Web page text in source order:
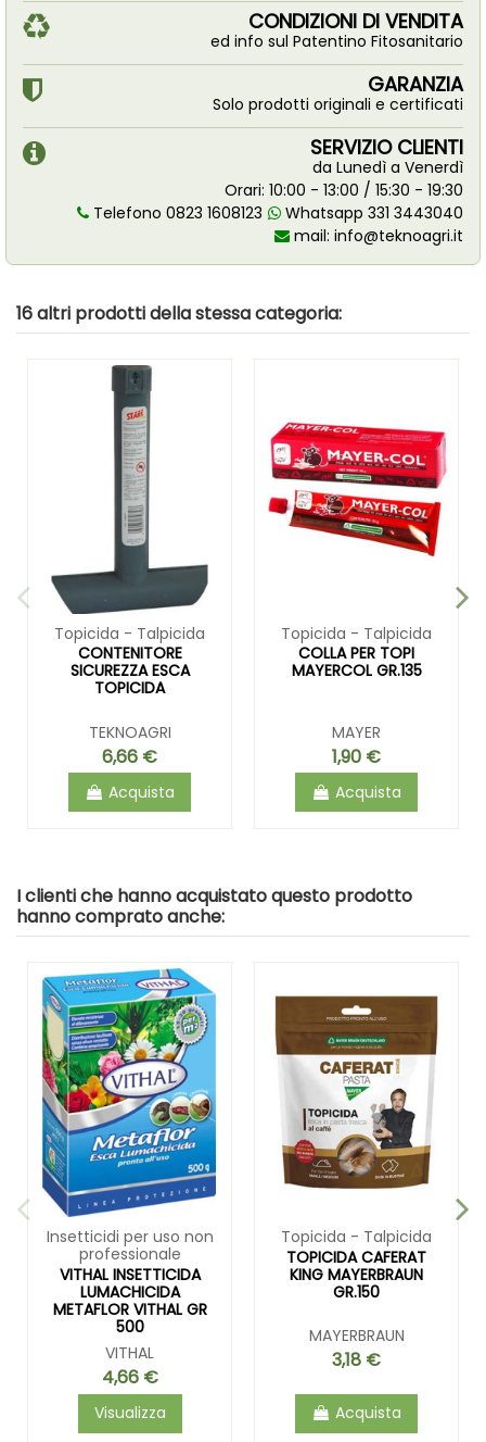
CONDIZIONI DI VENDITA
ed info sul Patentino Fitosanitario
GARANZIA
Solo prodotti originali e certificati
SERVIZIO CLIENTI
da Lunedì a Venerdì
Orari: 10:00 - 13:00 / 15:30 - 19:30
Telefono 0823 1608123
Whatsapp 331 3443040
mail: info@teknoagri.it
16 altri prodotti della stessa categoria:
Topicida - Talpicida
CONTENITORE
SICUREZZA ESCA
TOPICIDA
TEKNOAGRI
6,66 €
Acquista
Topicida - Talpicida
COLLA PER TOPI
MAYERCOL GR.135
MAYER
1,90 €
Acquista
I clienti che hanno acquistato questo prodotto
hanno comprato anche:
Insetticidi per uso non
professionale
VITHAL INSETTICIDA
LUMACHICIDA
METAFLOR VITHAL GR
500
VITHAL
4,66 €
Visualizza
Topicida - Talpicida
TOPICIDA CAFERAT
KING MAYERBRAUN
GR.150
MAYERBRAUN
3,18 €
Acquista